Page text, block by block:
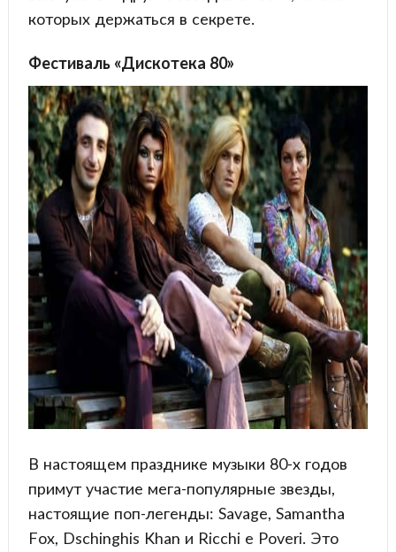
которых держаться в секрете.
Фестиваль «Дискотека 80»
В настоящем празднике музыки 80-х годов
примут участие мега-популярные звезды,
настоящие поп-легенды: Savage, Samantha
Fox, Dschinghis Khan и Ricchi e Poveri. Это